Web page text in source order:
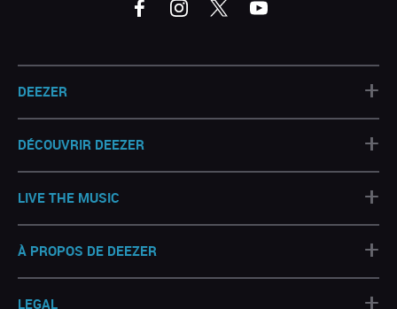
DEEZER +
DÉCOUVRIR DEEZER +
LIVE THE MUSIC +
À PROPOS DE DEEZER +
LEGAL +